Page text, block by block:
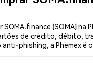
SOMA.finance (SOMA)
de crédito, débito,
phishing, a Phemex é